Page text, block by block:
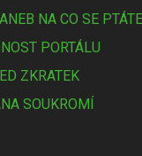
NA CO SE PTÁTE
PORTÁLU
ZKRATEK
SOUKROMÍ